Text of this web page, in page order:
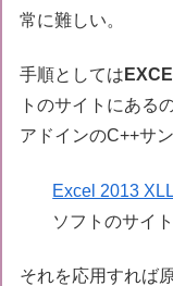
常に難しい。
手順としては
トのサイトにある
アドインのC++サ
Excel 2013
ソフトのサイト
それを応用すれば